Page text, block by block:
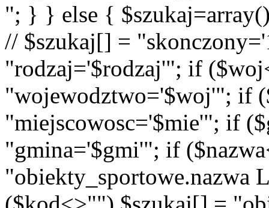
"; } } else {
// $szukaj[] =
"rodzaj='$rodzaj'"; if
"wojewodztwo='$woj'"; if
"miejscowosc='$mie'"; if
"gmina='$gmi'"; if
"obiekty_sportowe.nazwa